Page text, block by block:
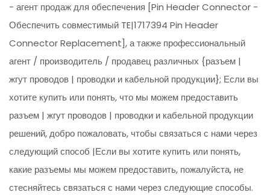
- агент продаж для обеспечения [Pin Header Connector -
Обеспечить совместимый TE|1717394 Pin Header
Connector Replacement], а также профессиональный
агент / производитель / продавец различных {разъем |
жгут проводов | проводки и кабельной продукции}; Если вы
хотите купить или понять, что мы можем предоставить
разъем | жгут проводов | проводки и кабельной продукции
решений, добро пожаловать, чтобы связаться с нами через
следующий способ |Если вы хотите купить или понять,
какие разъемы мы можем предоставить, пожалуйста, не
стесняйтесь связаться с нами через следующие способы.